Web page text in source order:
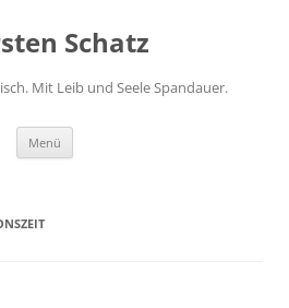
Schatz
Mit Leib und Seele Spandauer.
Menü